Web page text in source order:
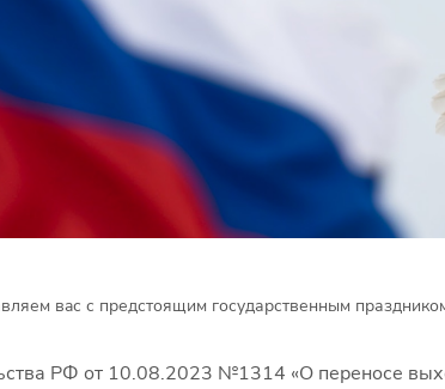
вaс с предстоящим государственным
РФ от 10.08.2023 №1314 «О переносе